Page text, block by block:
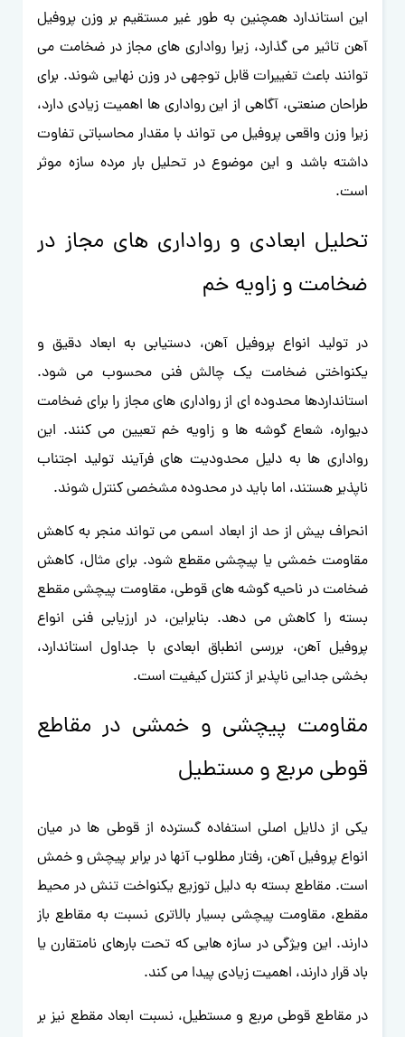
این استاندارد همچنین به طور غیر مستقیم بر وزن پروفیل
آهن تاثیر می گذارد، زیرا رواداری های مجاز در ضخامت می
توانند باعث تغییرات قابل توجهی در وزن نهایی شوند. برای
طراحان صنعتی، آگاهی از این رواداری ها اهمیت زیادی دارد،
زیرا وزن واقعی پروفیل می تواند با مقدار محاسباتی تفاوت
داشته باشد و این موضوع در تحلیل بار مرده سازه موثر
است.
تحلیل ابعادی و رواداری های مجاز در
ضخامت و زاویه خم
در تولید انواع پروفیل آهن، دستیابی به ابعاد دقیق و
یکنواختی ضخامت یک چالش فنی محسوب می شود.
استانداردها محدوده ای از رواداری های مجاز را برای ضخامت
دیواره، شعاع گوشه ها و زاویه خم تعیین می کنند. این
رواداری ها به دلیل محدودیت های فرآیند تولید اجتناب
ناپذیر هستند، اما باید در محدوده مشخصی کنترل شوند.
انحراف بیش از حد از ابعاد اسمی می تواند منجر به کاهش
مقاومت خمشی یا پیچشی مقطع شود. برای مثال، کاهش
ضخامت در ناحیه گوشه های قوطی، مقاومت پیچشی مقطع
بسته را کاهش می دهد. بنابراین، در ارزیابی فنی انواع
پروفیل آهن، بررسی انطباق ابعادی با جداول استاندارد،
بخشی جدایی ناپذیر از کنترل کیفیت است.
مقاومت پیچشی و خمشی در مقاطع
قوطی مربع و مستطیل
یکی از دلایل اصلی استفاده گسترده از قوطی ها در میان
انواع پروفیل آهن، رفتار مطلوب آنها در برابر پیچش و خمش
است. مقاطع بسته به دلیل توزیع یکنواخت تنش در محیط
مقطع، مقاومت پیچشی بسیار بالاتری نسبت به مقاطع باز
دارند. این ویژگی در سازه هایی که تحت بارهای نامتقارن یا
باد قرار دارند، اهمیت زیادی پیدا می کند.
در مقاطع قوطی مربع و مستطیل، نسبت ابعاد مقطع نیز بر